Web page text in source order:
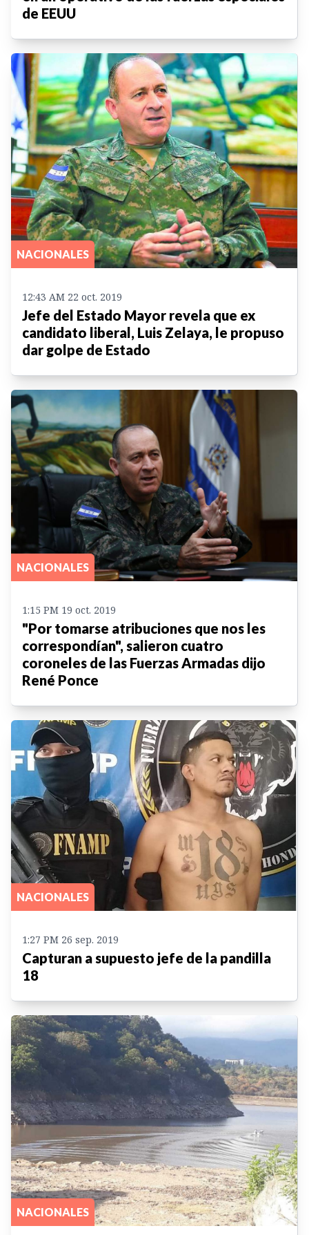
de EEUU
NACIONALES
12:43 AM 22 oct. 2019
Jefe del Estado Mayor revela que ex
candidato liberal, Luis Zelaya, le propuso
dar golpe de Estado
NACIONALES
1:15 PM 19 oct. 2019
"Por tomarse atribuciones que nos les
correspondían", salieron cuatro
coroneles de las Fuerzas Armadas dijo
René Ponce
NACIONALES
1:27 PM 26 sep. 2019
Capturan a supuesto jefe de la pandilla
18
NACIONALES